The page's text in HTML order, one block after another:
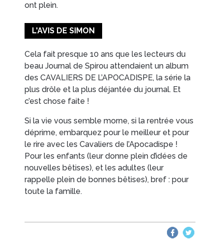
ont plein.
L'AVIS DE SIMON
Cela fait presque 10 ans que les lecteurs du
beau Journal de Spirou attendaient un album
des CAVALIERS DE L’APOCADISPE, la série la
plus drôle et la plus déjantée du journal. Et
c’est chose faite !
Si la vie vous semble morne, si la rentrée vous
déprime, embarquez pour le meilleur et pour
le rire avec les Cavaliers de l’Apocadispe !
Pour les enfants (leur donne plein d’idées de
nouvelles bêtises), et les adultes (leur
rappelle plein de bonnes bêtises), bref : pour
toute la famille.